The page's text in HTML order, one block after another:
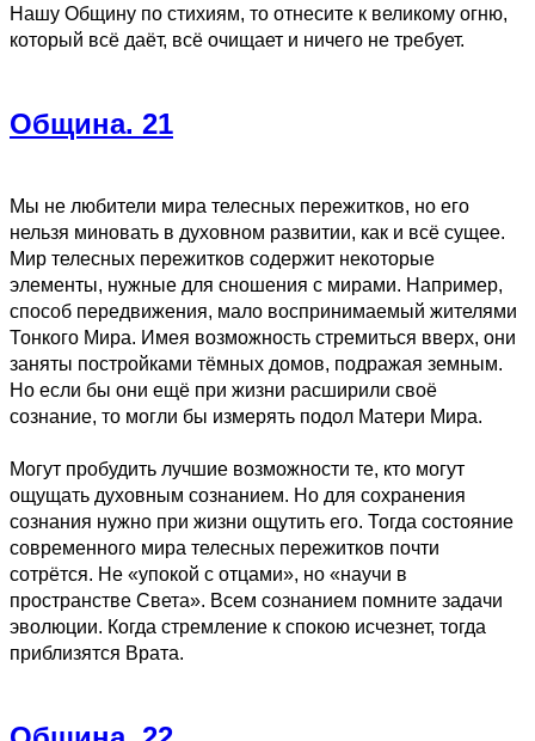
Нашу Общину по стихиям, то отнесите к великому огню,
который всё даёт, всё очищает и ничего не требует.
Община. 21
Мы не любители мира телесных пережитков, но его
нельзя миновать в духовном развитии, как и всё сущее.
Мир телесных пережитков содержит некоторые
элементы, нужные для сношения с мирами. Например,
способ передвижения, мало воспринимаемый жителями
Тонкого Мира. Имея возможность стремиться вверх, они
заняты постройками тёмных домов, подражая земным.
Но если бы они ещё при жизни расширили своё
сознание, то могли бы измерять подол Матери Мира.
Могут пробудить лучшие возможности те, кто могут
ощущать духовным сознанием. Но для сохранения
сознания нужно при жизни ощутить его. Тогда состояние
современного мира телесных пережитков почти
сотрётся. Не «упокой с отцами», но «научи в
пространстве Света». Всем сознанием помните задачи
эволюции. Когда стремление к спокою исчезнет, тогда
приблизятся Врата.